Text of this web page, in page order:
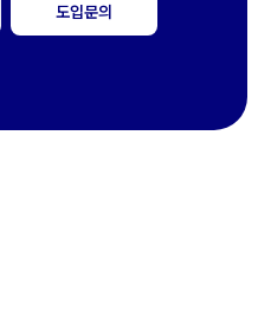
도입문의